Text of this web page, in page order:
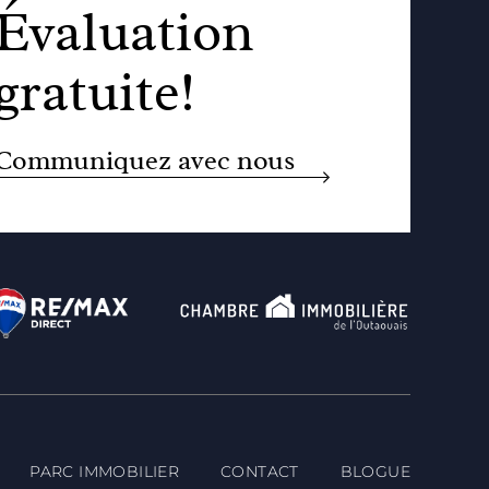
avec nous
PARC IMMOBILIER CONTACT BLOGUE